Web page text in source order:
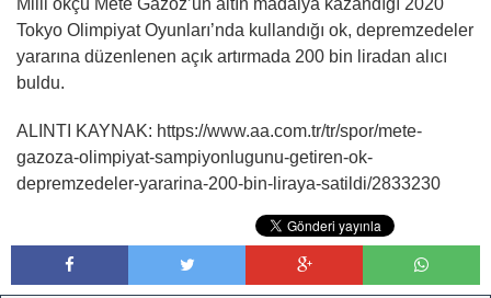
Tokyo Olimpiyat Oyunları’nda kullandığı ok, depremzedeler
yararına düzenlenen açık artırmada 200 bin liradan alıcı
buldu.
ALINTI KAYNAK: https://www.aa.com.tr/tr/spor/mete-
gazoza-olimpiyat-sampiyonlugunu-getiren-ok-
depremzedeler-yararina-200-bin-liraya-satildi/2833230